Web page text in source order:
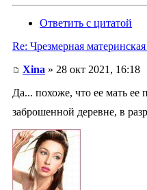
Ответить с цитатой
Re: Чрезмерная
Xina » 28 окт 2021, 16:18
Да... похоже, что ее мать ее
заброшенной деревне, в